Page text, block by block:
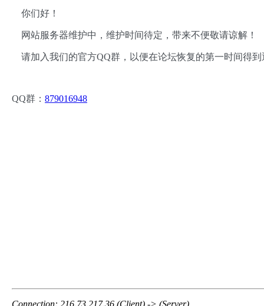
你们好！
网站服务器维护中，维护时间待定，带来不便敬请谅解！
请加入我们的官方QQ群，以便在论坛恢复的第一时间得到
QQ群： 879016948
Connection: 216.73.217.36 (Client) -> (Server)